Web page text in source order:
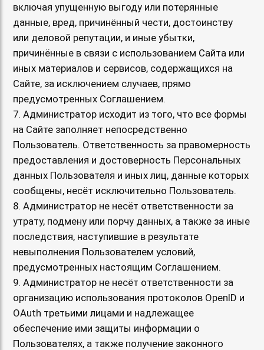
включая упущенную выгоду или потерянные
данные, вред, причинённый чести, достоинству
или деловой репутации, и иные убытки,
причинённые в связи с использованием Сайта или
иных материалов и сервисов, содержащихся на
Сайте, за исключением случаев, прямо
предусмотренных Соглашением.
7. Администратор исходит из того, что все формы
на Сайте заполняет непосредственно
Пользователь. Ответственность за правомерность
предоставления и достоверность Персональных
данных Пользователя и иных лиц, данные которых
сообщены, несёт исключительно Пользователь.
8. Администратор не несёт ответственности за
утрату, подмену или порчу данных, а также за иные
последствия, наступившие в результате
невыполнения Пользователем условий,
предусмотренных настоящим Соглашением.
9. Администратор не несёт ответственности за
организацию использования протоколов OpenID и
OAuth третьими лицами и надлежащее
обеспечение ими защиты информации о
Пользователях, а также получение законного